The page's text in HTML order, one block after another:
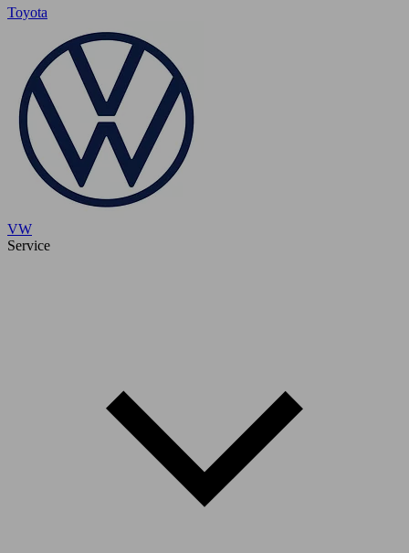
Toyota
VW
Service